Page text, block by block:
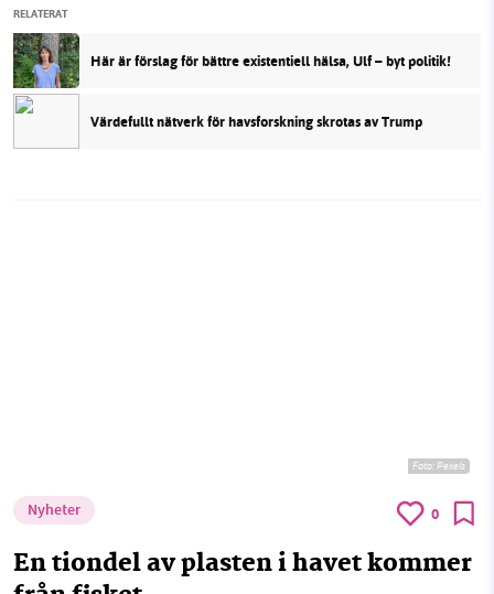
RELATERAT
Här är förslag för bättre existentiell hälsa, Ulf – byt politik!
Värdefullt nätverk för havsforskning skrotas av Trump
Foto:Pexels
Nyheter 0
En tiondel av plasten i havet kommer